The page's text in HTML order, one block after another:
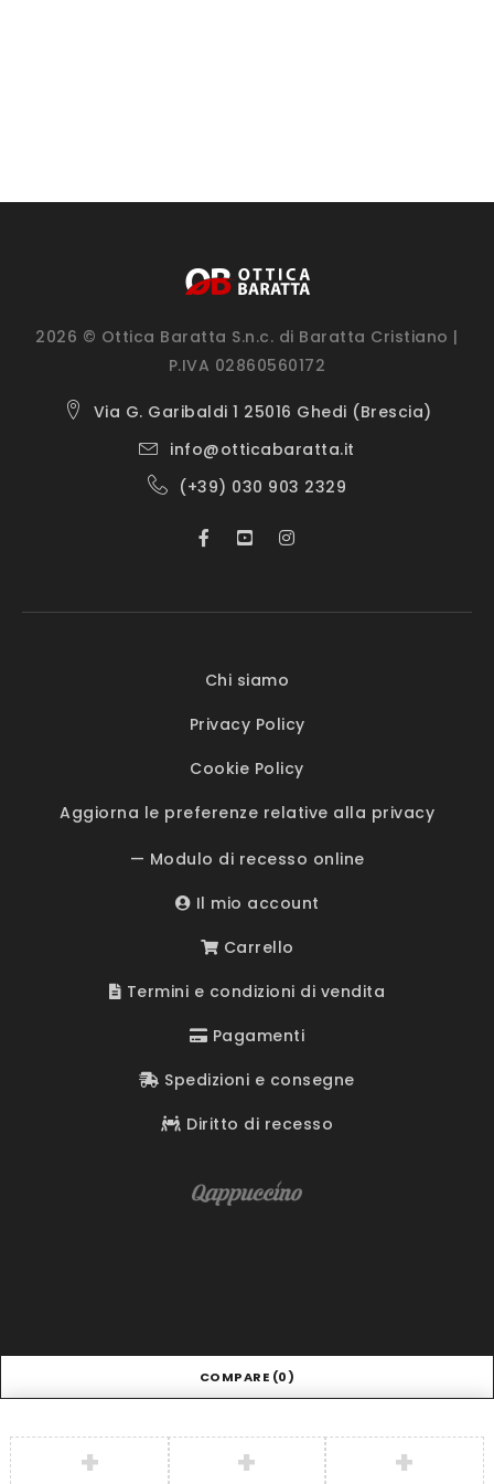
2026 © Ottica Baratta S.n.c. di Baratta Cristiano |
P.IVA 02860560172
Via G. Garibaldi 1 25016 Ghedi (Brescia)
info@otticabaratta.it
(+39) 030 903 2329
Chi siamo
Privacy Policy
Cookie Policy
Aggiorna le preferenze relative alla privacy
— Modulo di recesso online
Il mio account
Carrello
Termini e condizioni di vendita
Pagamenti
Spedizioni e consegne
Diritto di recesso
COMPARE (0)